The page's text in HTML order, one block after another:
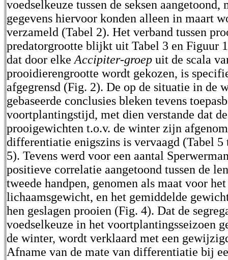
voedselkeuze tussen de seksen aangetoond,
gegevens hiervoor konden alleen in maart
verzameld (Tabel 2). Het verband tussen
predatorgrootte blijkt uit Tabel 3 en Figuur
dat door elke Accipiter-groep uit de scala
prooidierengrootte wordt gekozen, is
afgegrensd (Fig. 2). De op de situatie in de
gebaseerde conclusies bleken tevens
voortplantingstijd, met dien verstande dat
prooigewichten t.o.v. de winter zijn
differentiatie enigszins is vervaagd (Tabel 5
5). Tevens werd voor een aantal
positieve correlatie aangetoond tussen de
tweede handpen, genomen als maat voor het
lichaamsgewicht, en het gemiddelde
hen geslagen prooien (Fig. 4). Dat de
voedselkeuze in het voortplantingsseizoen
de winter, wordt verklaard met een
Afname van de mate van differentiatie bij